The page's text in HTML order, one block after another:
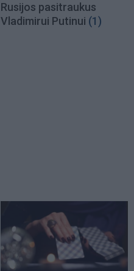
Rusijos pasitraukus
Vladimirui Putinui (1)